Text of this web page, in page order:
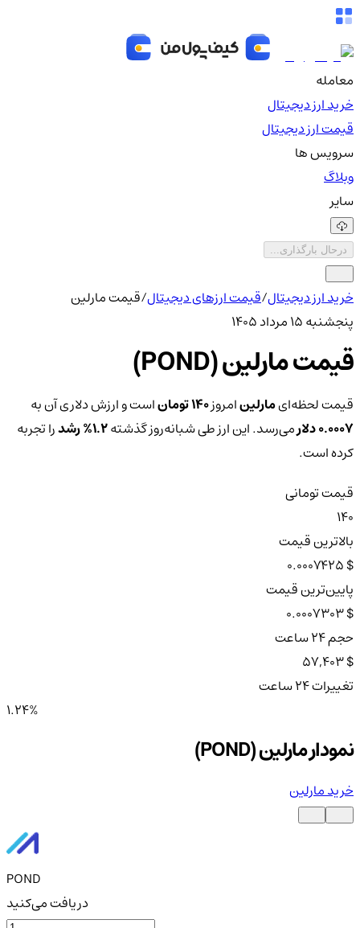
معامله
خرید ارز دیجیتال
قیمت ارز دیجیتال
سرویس ها
وبلاگ
سایر
درحال بارگذاری...
خرید ارز دیجیتال/قیمت ارزهای دیجیتال/قیمت مارلین
پنجشنبه ۱۵ مرداد ۱۴۰۵
قیمت مارلین (POND)
قیمت لحظه‌ایمارلینامروز140 تومان
است و ارزش دلاری آن به
0.0007 دلار
می‌رسد. این ارز طی شبانه‌روز گذشته1.2% رشدرا تجربه
کرده است.
قیمت تومانی
140
بالاترین قیمت
$ 0.0007425
پایین‌ترین قیمت
$ 0.0007303
حجم ۲۴ ساعت
$ 57,403
تغییرات ۲۴ ساعت
1.24%
نمودار مارلین (POND)
خرید مارلین
POND
دریافت می‌کنید